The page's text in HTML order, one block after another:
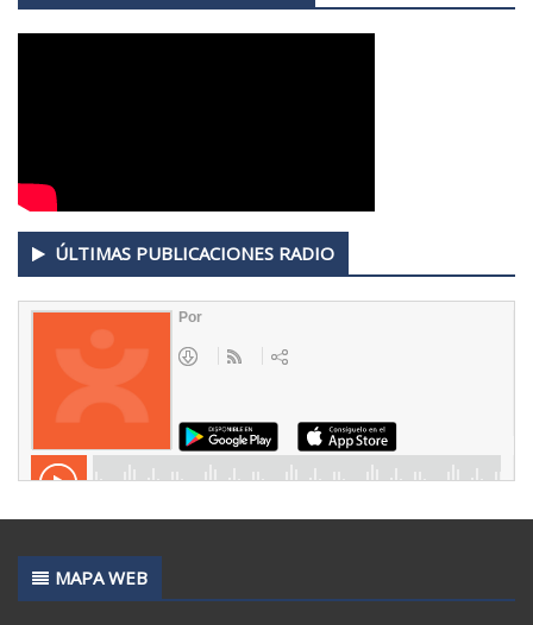
ÚLTIMAS PUBLICACIONES RADIO
MAPA WEB